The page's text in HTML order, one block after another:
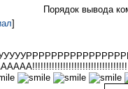
Порядок вывода
]